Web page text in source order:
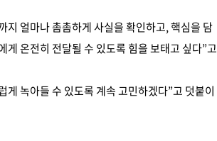
지 얼마나 촘촘하게 사실을 확인하고, 핵심을 담
게 온전히 전달될 수 있도록 힘을 보태고 싶다”고
녹아들 수 있도록 계속 고민하겠다”고 덧붙이